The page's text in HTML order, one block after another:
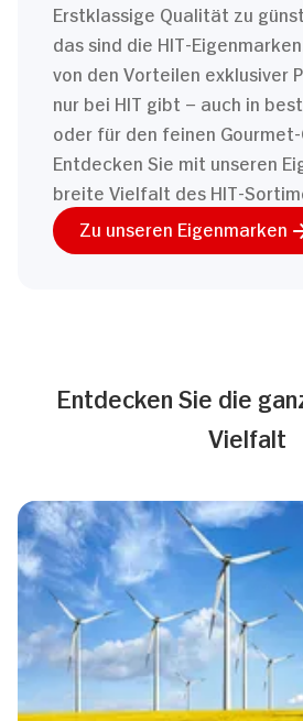
Erstklassige Qualität zu
das sind die HIT-
von den Vorteilen exklusiver
nur bei HIT gibt – auch in
oder für den feinen Gourmet-
Entdecken Sie mit unseren
breite Vielfalt des HIT-
Zu unseren Eigenmarken
Entdecken Sie die
Vielfalt